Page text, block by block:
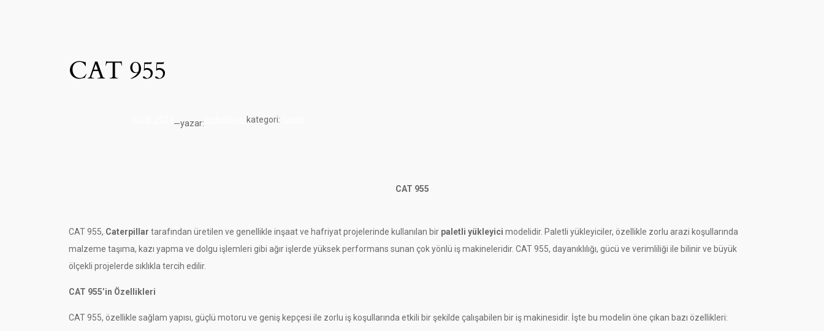
CAT 955
—yazar: kategori:
CAT 955
CAT 955, Caterpillar tarafından üretilen ve genellikle inşaat ve hafriyat projelerinde kullanılan bir paletli yükleyici modelidir. Paletli yükleyiciler, özellikle zorlu arazi koşullarında
malzeme taşıma, kazı yapma ve dolgu işlemleri gibi ağır işlerde yüksek performans sunan çok yönlü iş makineleridir. CAT 955, dayanıklılığı, gücü ve verimliliği ile bilinir ve büyük
ölçekli projelerde sıklıkla tercih edilir.
CAT 955’in Özellikleri
CAT 955, özellikle sağlam yapısı, güçlü motoru ve geniş kepçesi ile zorlu iş koşullarında etkili bir şekilde çalışabilen bir iş makinesidir. İşte bu modelin öne çıkan bazı özellikleri: